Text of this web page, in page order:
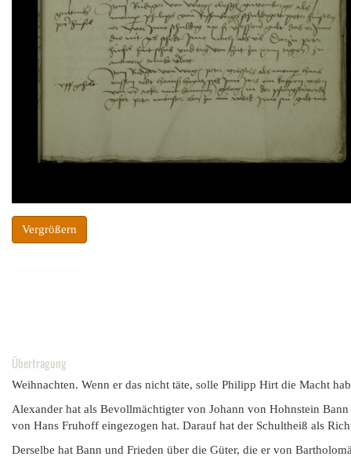
Vergrößern
Übertragung
Weihnachten. Wenn er das nicht täte, solle Philipp Hirt die Macht
Alexander hat als Bevollmächtigter von Johann von Hohnstein
von Hans Fruhoff eingezogen hat. Darauf hat der Schultheiß als
Derselbe hat Bann und Frieden über die Güter, die er von